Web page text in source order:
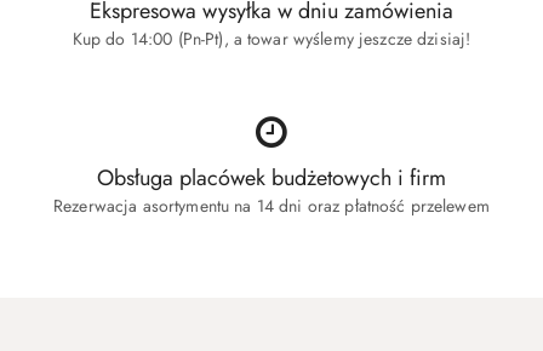
Ekspresowa wysyłka w dniu zamówienia
Kup do 14:00 (Pn-Pt), a towar wyślemy jeszcze dzisiaj!
Obsługa placówek budżetowych i firm
Rezerwacja asortymentu na 14 dni oraz płatność przelewem